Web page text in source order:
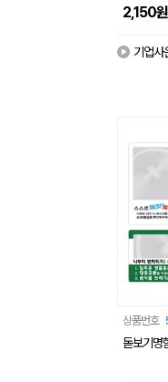
2,150원
기업사
상품번호
돋보기명